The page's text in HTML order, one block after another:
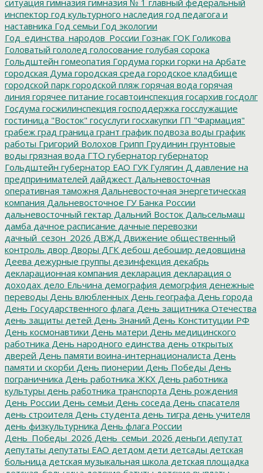
инспектор год культурного наследия год педагога и
наставника Год семьи Год экологии
Год_единства_народов_России Гознак ГОК Голикова
Головатый гололед голосование голубая сорока
Гольдштейн гомеопатия Гордума горки горки на Арбате
городская Дума городская среда городское кладбище
городской парк городской пляж горячая вода горячая
линия горячее питание госавтоинспекция госархив госдолг
Госдума госжилинспекция господдержка госслужащие
гостиница "Восток" госуслуги госхакупки ГП "Фармация"
грабеж град граница грант график подвоза воды график
работы Григорий Волохов Грипп Грудинин грунтовые
воды грязная вода ГТО губернатор губернатор
Гольдштейн губернатор ЕАО ГУК Гулягин Д давление на
предпринимателей дайджест Дальневосточная
оперативная таможня Дальневосточная энергетическая
компания Дальневосточное ГУ Банка России
дальневосточный гектар Дальний Восток Дальсельмаш
дамба дачное расписание дачные перевозки
дачный_сезон_2026 ДВЖД Движение общественный
контроль двор Дворы ДГК дебош дебошир дедовщина
Деева дежурные группы дезинфекция декабрь
декларационная компания декларация декларация о
доходах дело Ельчина демография демогрфия денежные
переводы День влюбленных День географа День города
День Государственного флага День защитника Отечества
день защиты детей День Знаний День Конституции РФ
День космонавтики День матери День медицинского
работника День народного единства день открытых
дверей День памяти воина-интернационалиста День
памяти и скорби День пионерии День Победы День
пограничника День работника ЖКХ День работника
культуры день работника транспорта День рождения
День России День семьи День соседа День спасателя
день строителя День студента день тигра день учителя
день физкультурника День флага России
День_Победы_2026 День_семьи_2026 деньги депутат
депутаты депутаты ЕАО детдом дети детсады детская
больница детская музыкальная школа детская площадка